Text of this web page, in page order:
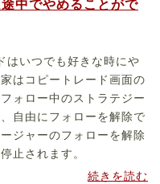
中でやめることがで
はいつでも好きな時にや
はコピートレード画面の
ォロー中のストラテジー
自由にフォローを解除で
ジャーのフォローを解除
止されます。
続きを読む